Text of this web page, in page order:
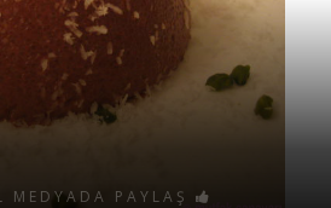
atasehirescortlari.com ‘da
MEDYADA PAYLAŞ